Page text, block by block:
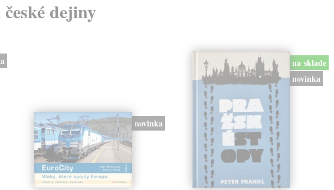
dejiny
novinka
na sklade
novinka